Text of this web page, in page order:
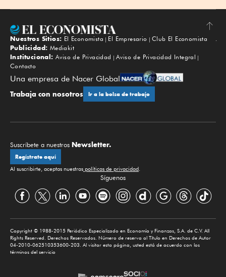
Subir
Nuestros Sitios: El Economista El Empresario
Club El Economista
Publicidad: Mediakit
Institucional: Aviso de Privacidad
Aviso de Privacidad Integral
Contacto
Una empresa de Nacer Global
Trabaja con nosotros Ir a la bolsa de trabajo
Suscríbete a nuestros Newsletter.
Regístrate aquí
Al suscribirte, aceptas nuestras políticas de privacidad.
Síguenos
Copyright © 1988-2015 Periódico Especializado en Economía y Finanzas, S.A. de C.V. All
Rights Reserved. Derechos Reservados. Número de reserva al Título en Derechos de Autor
04-2010-062510353600-203. Al visitar esta página, usted está de acuerdo con los
términos del servicio